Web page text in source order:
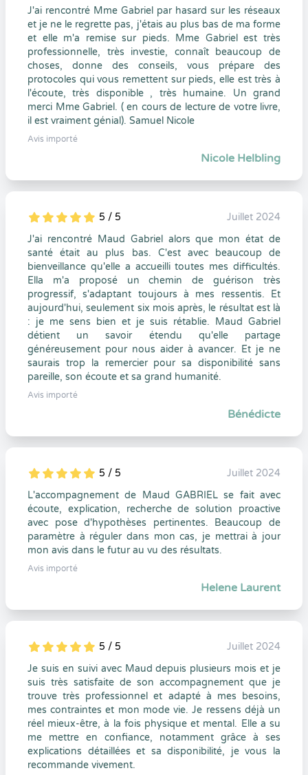
J'ai rencontré Mme Gabriel par hasard sur les réseaux
et je ne le regrette pas, j'étais au plus bas de ma forme
et elle m'a remise sur pieds. Mme Gabriel est très
professionnelle, très investie, connaît beaucoup de
choses, donne des conseils, vous prépare des
protocoles qui vous remettent sur pieds, elle est très à
l'écoute, très disponible , très humaine. Un grand
merci Mme Gabriel. ( en cours de lecture de votre livre,
il est vraiment génial). Samuel Nicole
Avis importé
Nicole Helbling
5
1
5
0 5 / 5
Juillet 2024
J'ai rencontré Maud Gabriel alors que mon état de
santé était au plus bas. C'est avec beaucoup de
bienveillance qu'elle a accueilli toutes mes difficultés.
Ella m'a proposé un chemin de guérison très
progressif, s'adaptant toujours à mes ressentis. Et
aujourd'hui, seulement six mois après, le résultat est là
: je me sens bien et je suis rétablie. Maud Gabriel
détient un savoir étendu qu'elle partage
généreusement pour nous aider à avancer. Et je ne
saurais trop la remercier pour sa disponibilité sans
pareille, son écoute et sa grand humanité.
Avis importé
Bénédicte
5
1
5
0 5 / 5
Juillet 2024
L'accompagnement de Maud GABRIEL se fait avec
écoute, explication, recherche de solution proactive
avec pose d'hypothèses pertinentes. Beaucoup de
paramètre à réguler dans mon cas, je mettrai à jour
mon avis dans le futur au vu des résultats.
Avis importé
Helene Laurent
5
1
5
0 5 / 5
Juillet 2024
Je suis en suivi avec Maud depuis plusieurs mois et je
suis très satisfaite de son accompagnement que je
trouve très professionnel et adapté à mes besoins,
mes contraintes et mon mode vie. Je ressens déjà un
réel mieux-être, à la fois physique et mental. Elle a su
me mettre en confiance, notamment grâce à ses
explications détaillées et sa disponibilité, je vous la
recommande vivement.